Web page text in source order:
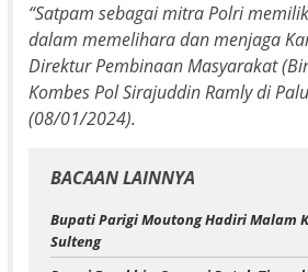
“Satpam sebagai mitra Polri
dalam memelihara dan menjaga
Direktur Pembinaan Masyarakat
Kombes Pol Sirajuddin Ramly di
(08/01/2024).
BACAAN LAINNYA
Bupati Parigi Moutong Hadiri Malam
Sulteng